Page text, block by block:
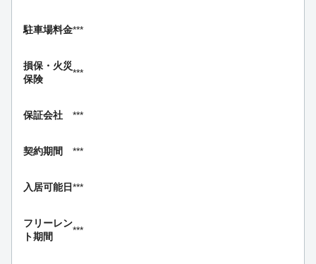
駐車場料金***
損保・ 火災
保険
***
保証会社 ***
契約期間 ***
入居可能日***
フリーレン
ト期間
***